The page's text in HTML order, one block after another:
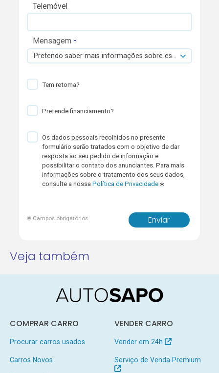
Telemóvel
Mensagem
Pretendo saber mais informações sobre esta viatura.
Tem retoma?
Pretende financiamento?
Os dados pessoais recolhidos no presente
formulário serão tratados com o objetivo de dar
resposta ao seu pedido de informação e
possibilitar o contato dos anunciantes. Para mais
informações sobre o tratamento dos seus dados,
consulte a nossaPolítica de Privacidade
Enviar
Campos obrigatórios
Veja também
COMPRAR CARRO
Procurar carros usados
Carros Novos
VENDER CARRO
Vender em 24h
Serviço de Venda Premium